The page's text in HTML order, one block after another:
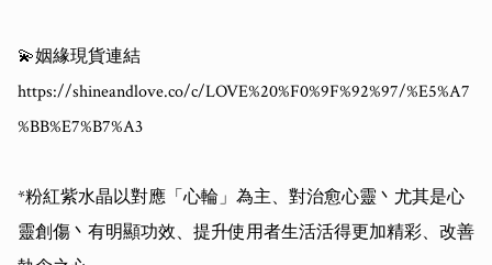
💫姻緣現貨連結
https://shineandlove.co/c/LOVE%20%F0%9F%92%97/%E5%A7
%BB%E7%B7%A3
*粉紅紫水晶以對應「心輪」為主、對治愈心靈丶尤其是心
靈創傷丶有明顯功效、提升使用者生活活得更加精彩、改善